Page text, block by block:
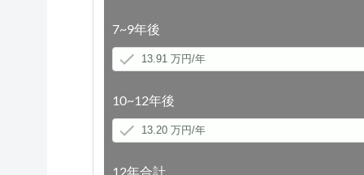
7~9年後
10~12年後
12年合計